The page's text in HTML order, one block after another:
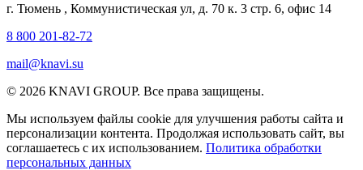
г. Тюмень , Коммунистическая ул, д. 70 к. 3 стр. 6, офис 14
8 800 201-82-72
mail@knavi.su
© 2026 KNAVI GROUP. Все права защищены.
Мы используем файлы cookie для улучшения работы сайта и
персонализации контента. Продолжая использовать сайт, вы
соглашаетесь с их использованием. Политика обработки
персональных данных